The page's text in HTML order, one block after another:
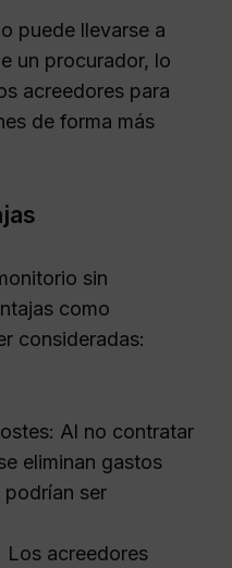
puede llevarse a
un procurador, lo
acreedores para
de forma más
sin
como
consideradas:
Al no contratar
eliminan gastos
podrían ser
acreedores